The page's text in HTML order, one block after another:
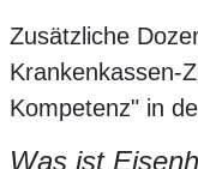
Zusätzliche
Krankenkassen-
Kompetenz" in
Was ist